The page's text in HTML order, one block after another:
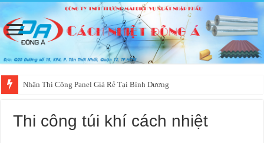
Nhận Thi Công Panel Giá Rẻ Tại Bình Dương
Thi công túi khí cách nhiệt